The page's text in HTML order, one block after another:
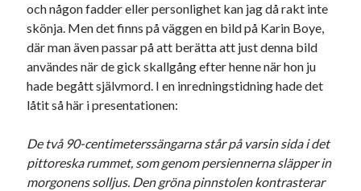
och någon fadder eller personlighet kan jag då rakt inte
skönja. Men det finns på väggen en bild på Karin Boye,
där man även passar på att berätta att just denna bild
användes när de gick skallgång efter henne när hon ju
hade begått självmord. I en inredningstidning hade det
låtit så här i presentationen:
De två 90-centimeterssängarna står på varsin sida i det
pittoreska rummet, som genom persiennerna släpper in
morgonens solljus. Den gröna pinnstolen kontrasterar